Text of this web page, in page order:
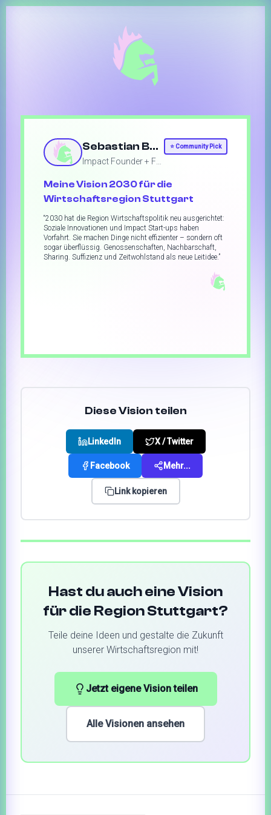
Sebastian Brumm ⭐Community Pick
Meine Vision 2030 für die
Wirtschaftsregion Stuttgart
“2030 hat die Region Wirtschaftspolitik neu ausgerichtet:
Soziale Innovationen und Impact Start-ups haben
Vorfahrt. Sie machen Dinge nicht effizienter – sondern oft
sogar überflüssig. Genossenschaften, Nachbarschaft,
Sharing. Suffizienz und Zeitwohlstand als neue Leitidee.”
Diese Vision teilen
LinkedIn X / Twitter
Facebook Mehr...
Link kopieren
Hast du auch eine Vision
für die Region Stuttgart?
Teile deine Ideen und gestalte die Zukunft
unserer Wirtschaftsregion mit!
Jetzt eigene Vision teilen
Alle Visionen ansehen